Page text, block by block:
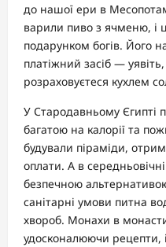
до нашої ери в
варили пиво з ячменю, і
подарунком богів. Його
платіжний засіб —
розраховуєтеся кухлем
У Стародавньому Єгипті
багатою на калорії та
будували піраміди,
оплати. А в
безпечною
санітарні умови питна
хвороб. Монахи в
удосконалюючи рецепти,